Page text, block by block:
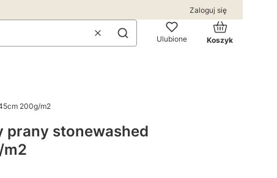
Zaloguj się
WyczyśćSzukaj Ulubione
Produkty w
Koszyk
200g/m2
prany stonewashed
m2